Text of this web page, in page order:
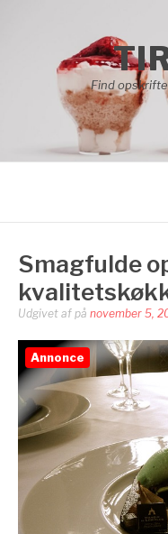
Find
Smagfulde
Udgivet af på november 5,
Annonce